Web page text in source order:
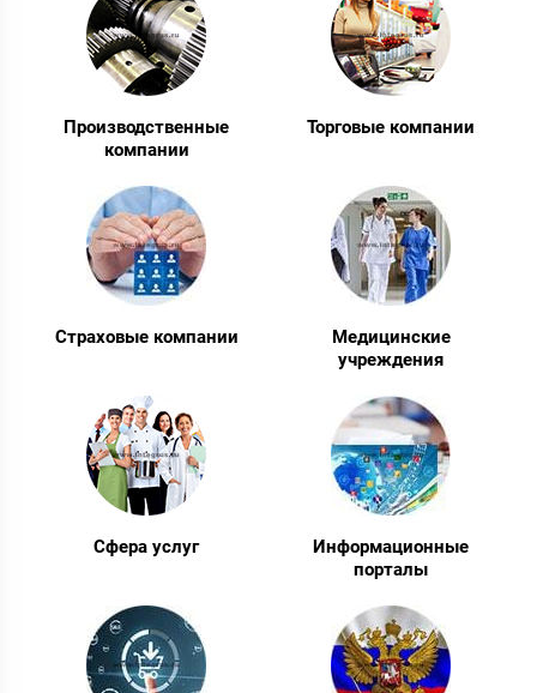
Производственные
компании
Торговые компании
Страховые компании
Медицинские
учреждения
Сфера услуг
Информационные
порталы